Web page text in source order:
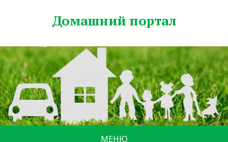
Домашний портал
МЕНЮ